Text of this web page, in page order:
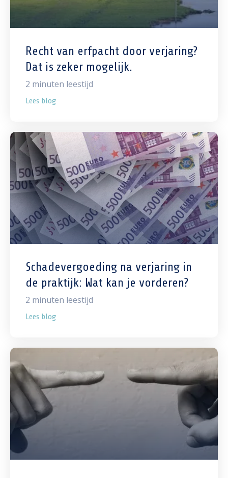
Recht van erfpacht door verjaring?
Dat is zeker mogelijk.
2 minuten leestijd
Lees blog
Schadevergoeding na verjaring in
de praktijk: Wat kan je vorderen?
2 minuten leestijd
Lees blog